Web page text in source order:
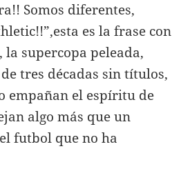
Somos diferentes,
es la frase con
supercopa peleada,
tres décadas sin títulos,
empañan el espíritu de
algo más que un
futbol que no ha